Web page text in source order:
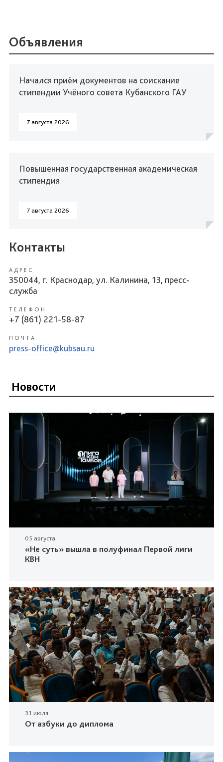
Объявления
Начался приём документов на соискание
стипендии Учёного совета Кубанского ГАУ
7 августа 2026
Повышенная государственная академическая
стипендия
7 августа 2026
Контакты
АДРЕС
350044, г. Краснодар, ул. Калинина, 13, пресс-
служба
ТЕЛЕФОН
+7 (861) 221-58-87
ПОЧТА
press-office@kubsau.ru
Новости
05 августа
«Не суть» вышла в полуфинал Первой лиги
КВН
31 июля
От азбуки до диплома